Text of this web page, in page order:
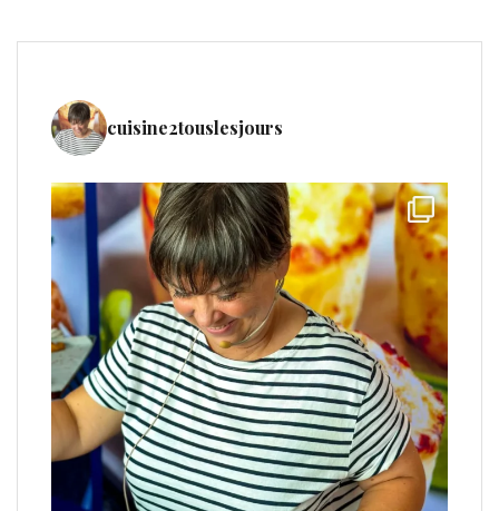
cuisine2touslesjours